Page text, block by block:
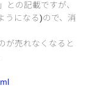
との記載ですが、
うになる)ので、消
が売れなくなると